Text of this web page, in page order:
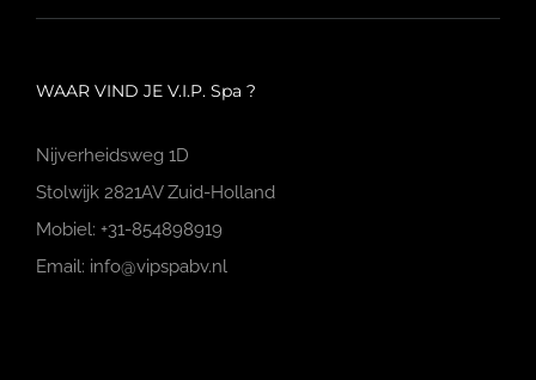
WAAR VIND JE V.I.P. Spa ?
Nijverheidsweg 1D
Stolwijk 2821AV Zuid-Holland
Mobiel: +31-854898919
Email: info@vipspabv.nl